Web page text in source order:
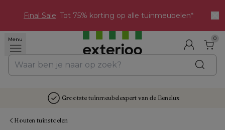
Final Sale: Tot 75% korting op alle tuinmeubelen*
Menu 0
Grootste tuinmeubelexpert van de Benelux
Houten tuinstoelen